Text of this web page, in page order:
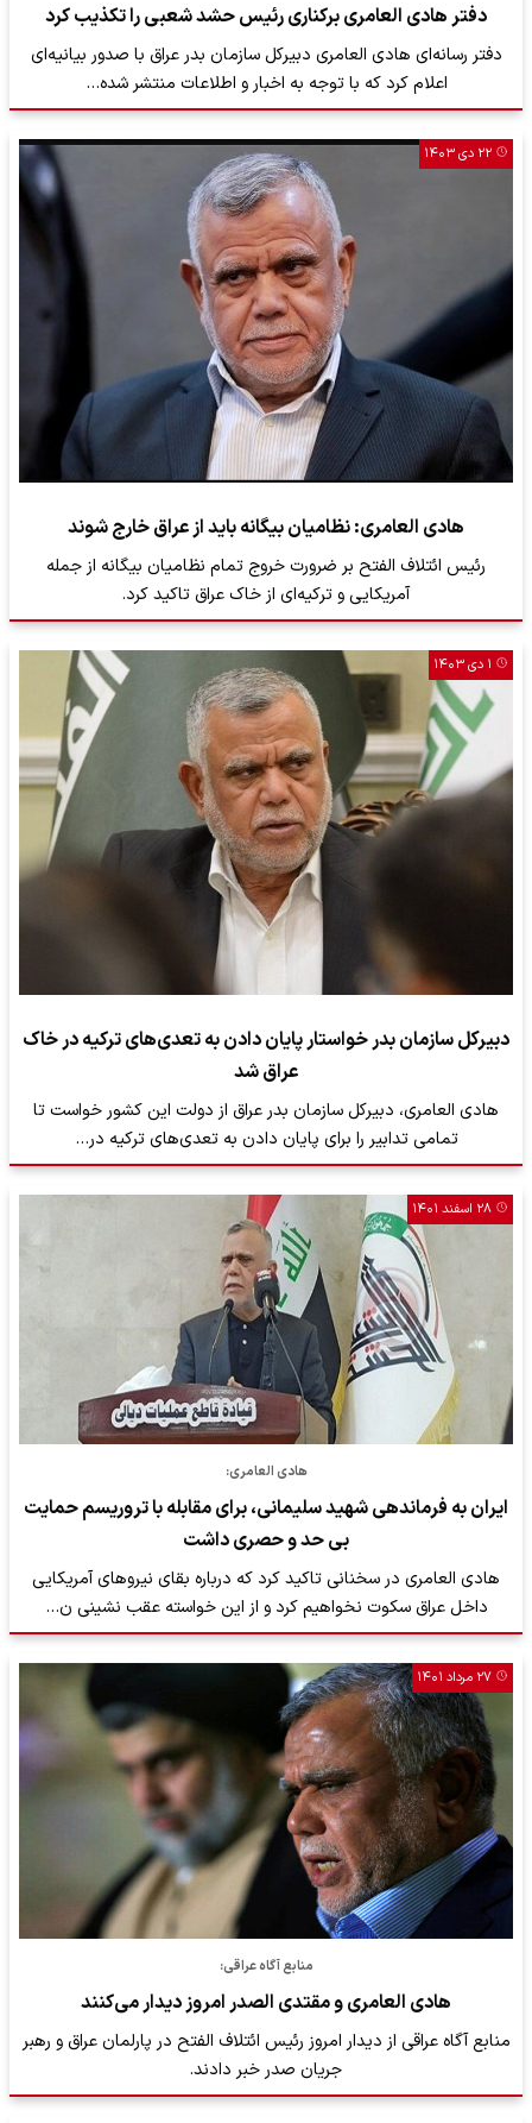
دفتر هادی العامری برکناری رئیس حشد شعبی را تکذیب کرد
دفتر رسانه‌ای هادی العامری دبیرکل سازمان بدر عراق با صدور بیانیه‌ای
اعلام کرد که با توجه به اخبار و اطلاعات منتشر شده…
۲۲ دی ۱۴۰۳
هادی العامری: نظامیان بیگانه باید از عراق خارج شوند
رئیس ائتلاف الفتح بر ضرورت خروج تمام نظامیان بیگانه از جمله
آمریکایی و ترکیه‌ای از خاک عراق تاکید کرد.
۱ دی ۱۴۰۳
دبیرکل سازمان بدر خواستار پایان دادن به تعدی‌های ترکیه در خاک
عراق شد
هادی العامری، دبیرکل سازمان بدر عراق از دولت این کشور خواست تا
تمامی تدابیر را برای پایان دادن به تعدی‌های ترکیه در…
۲۸ اسفند ۱۴۰۱
هادی العامری:
ایران به فرماندهی شهید سلیمانی، برای مقابله با تروریسم حمایت
بی حد و حصری داشت
هادی العامری در سخنانی تاکید کرد که درباره بقای نیروهای آمریکایی
داخل عراق سکوت نخواهیم کرد و از این خواسته عقب نشینی ن…
۲۷ مرداد ۱۴۰۱
منابع آگاه عراقی:
هادی العامری و مقتدی الصدر امروز دیدار می‌کنند
منابع آگاه عراقی از دیدار امروز رئیس ائتلاف الفتح در پارلمان عراق و رهبر
جریان صدر خبر دادند.